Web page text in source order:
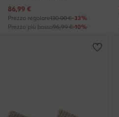
Prezzo attuale
86,99 €
Prezzo regolare130,00 €-33%
Prezzo più basso96,99 €-10%